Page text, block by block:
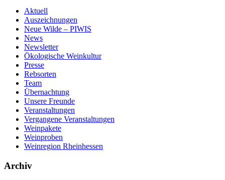
Aktuell
Auszeichnungen
Neue Wilde – PIWIS
News
Newsletter
Ökologische Weinkultur
Presse
Rebsorten
Team
Übernachtung
Unsere Freunde
Veranstaltungen
Vergangene Veranstaltungen
Weinpakete
Weinproben
Weinregion Rheinhessen
Archiv